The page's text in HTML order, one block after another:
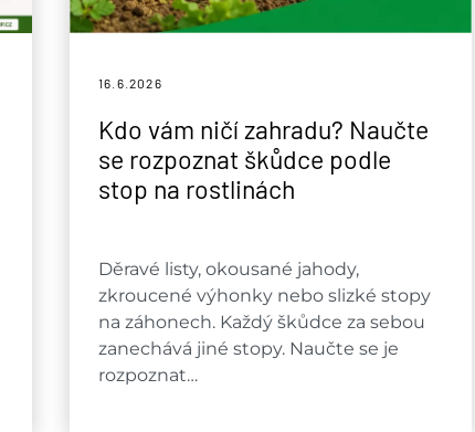
16.6. 2026
Kdo vám ničí zahradu? Naučte
se rozpoznat škůdce podle
stop na rostlinách
Děravé listy, okousané jahody,
zkroucené výhonky nebo slizké stopy
na záhonech. Každý škůdce za sebou
zanechává jiné stopy. Naučte se je
rozpoznat…